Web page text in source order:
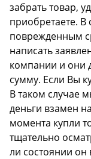
забрать товар,
приобретаете. В
поврежденным
написать
компании и они
сумму. Если Вы
В таком случае
деньги взамен
момента купли
тщательно
ли состоянии